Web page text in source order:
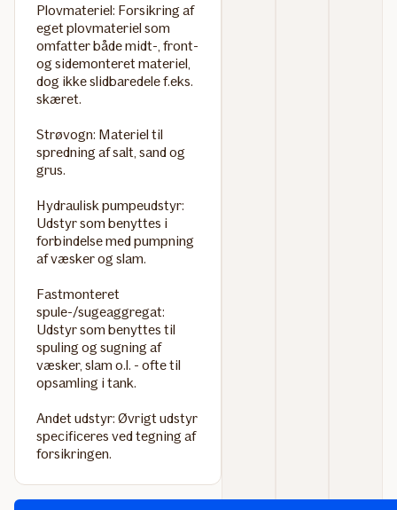
Plovmateriel: Forsikring af
eget plovmateriel som
omfatter både midt-, front-
og sidemonteret materiel,
dog ikke slidbaredele f.eks.
skæret.
Strøvogn: Materiel til
spredning af salt, sand og
grus.
Hydraulisk pumpeudstyr:
Udstyr som benyttes i
forbindelse med pumpning
af væsker og slam.
Fastmonteret
spule-/sugeaggregat:
Udstyr som benyttes til
spuling og sugning af
væsker, slam o.l. - ofte til
opsamling i tank.
Andet udstyr: Øvrigt udstyr
specificeres ved tegning af
forsikringen.